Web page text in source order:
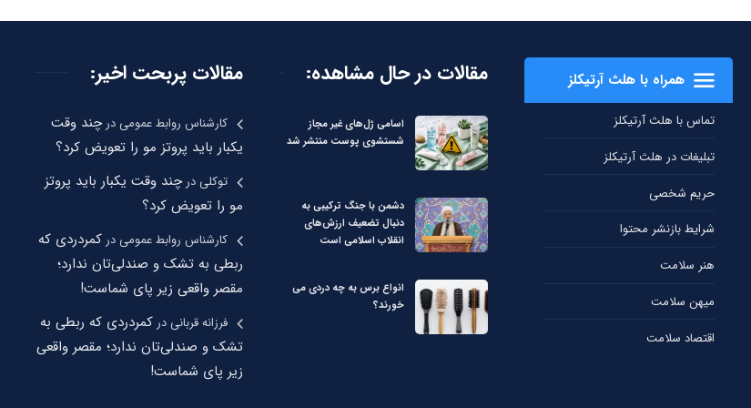
همراه با هلث آرتیکلز
تماس با هلث آرتیکلز
تبلیغات در هلث آرتیکلز
حریم شخصی
شرایط بازنشر محتوا
هنر سلامت
میهن سلامت
اقتصاد سلامت
مقالات در حال مشاهده:
اسامی ژل‌های غیر مجاز
شستشوی پوست منتشر شد
دشمن با جنگ ترکیبی به
دنبال تضعیف ارزش‌های
انقلاب اسلامی است
انواع برس به چه دردی می
خورند؟
مقالات پربحت اخیر:
کارشناس روابط عمومیدرچند وقت
یکبار باید پروتز مو را تعویض کرد؟
توکلیدرچند وقت یکبار باید پروتز
مو را تعویض کرد؟
کارشناس روابط عمومیدر کمردردی که
ربطی به تشک و صندلی‌تان ندارد؛
مقصر واقعی زیر پای شماست!
فرزانه قربانیدر کمردردی که ربطی به
تشک و صندلی‌تان ندارد؛ مقصر واقعی
زیر پای شماست!